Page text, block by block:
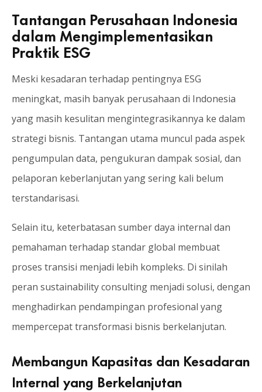
Tantangan Perusahaan Indonesia
dalam Mengimplementasikan
Praktik ESG
Meski kesadaran terhadap pentingnya ESG
meningkat, masih banyak perusahaan di Indonesia
yang masih kesulitan mengintegrasikannya ke dalam
strategi bisnis. Tantangan utama muncul pada aspek
pengumpulan data, pengukuran dampak sosial, dan
pelaporan keberlanjutan yang sering kali belum
terstandarisasi.
Selain itu, keterbatasan sumber daya internal dan
pemahaman terhadap standar global membuat
proses transisi menjadi lebih kompleks. Di sinilah
peran sustainability consulting menjadi solusi, dengan
menghadirkan pendampingan profesional yang
mempercepat transformasi bisnis berkelanjutan.
Membangun Kapasitas dan Kesadaran
Internal yang Berkelanjutan